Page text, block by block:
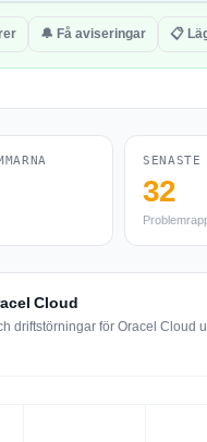
🔔 Få aviseringar 📋
32
Cloud
driftstörningar för Oracel Cloud